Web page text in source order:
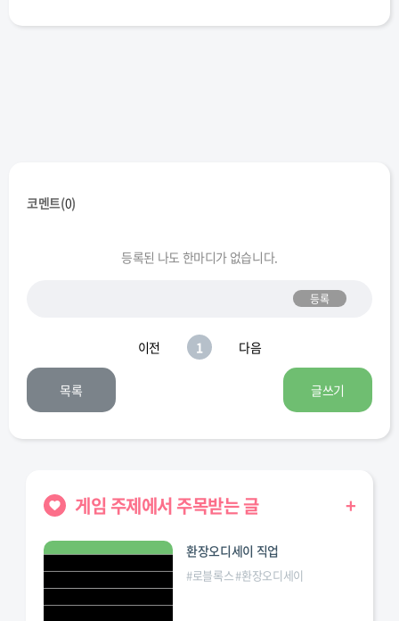
코멘트(0)
등록된 나도 한마디가 없습니다.
등록
이전 1 다음
목록 글쓰기
게임 주제에서 주목받는 글 +
환장오디세이 직업
#로블록스#환장오디세이